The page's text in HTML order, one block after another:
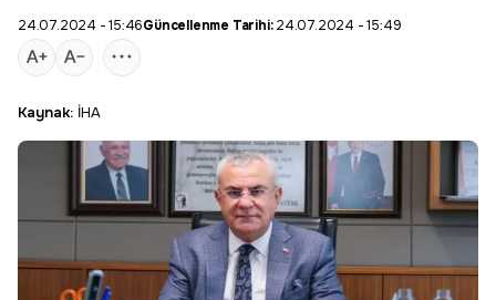
24.07.2024 - 15:46Güncellenme Tarihi:24.07.2024 - 15:49
Kaynak: İHA